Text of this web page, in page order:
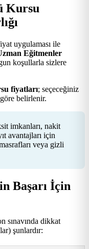
Kursu
uygulaması ile
Eğitmenler
koşullarla sizlere
fiyatları; seçeceğiniz
belirlenir.
imkanları, nakit
avantajları için
veya gizli
Başarı İçin
sınavında dikkat
şunlardır: